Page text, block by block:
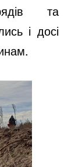
та
і досі